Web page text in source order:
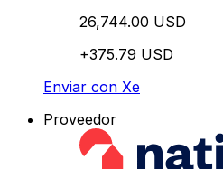
26,744.00 USD
+375.79 USD
Enviar con Xe
Proveedor